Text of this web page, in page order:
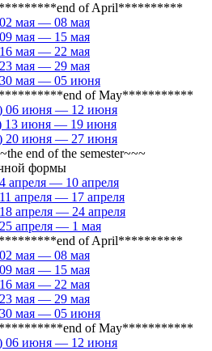
of April**********
мая — 08 мая
мая — 15 мая
мая — 22 мая
мая — 29 мая
мая — 05 июня
of May***********
06 июня — 12 июня
13 июня — 19 июня
20 июня — 27 июня
end of the semester~~~
формы
апреля — 10 апреля
апреля — 17 апреля
апреля — 24 апреля
апреля — 1 мая
of April**********
мая — 08 мая
мая — 15 мая
мая — 22 мая
мая — 29 мая
мая — 05 июня
of May***********
06 июня — 12 июня